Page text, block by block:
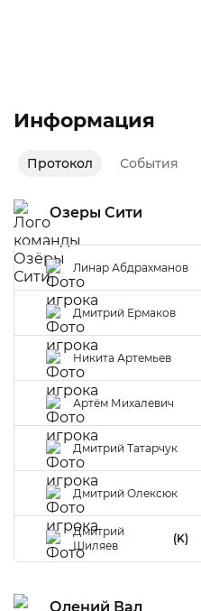
Информация
Протокол События
Озеры Сити
Линар Абдрахманов
Дмитрий Ермаков
Никита Артемьев
Артём Михалевич
Дмитрий Татарчук
Дмитрий Олексюк
Дмитрий
Шиляев
(K)
Олений Вал